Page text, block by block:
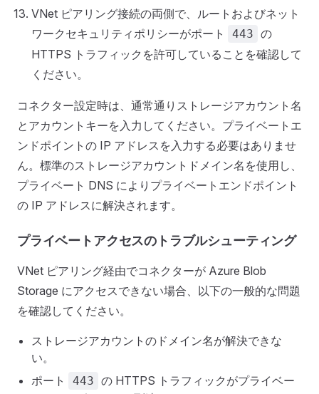
VNet ピアリング接続の両側で、ルートおよびネット
ワークセキュリティポリシーがポート
443 の
HTTPS トラフィックを許可していることを確認して
ください。
コネクター設定時は、通常通りストレージアカウント名
とアカウントキーを入力してください。プライベートエ
ンドポイントの IP アドレスを入力する必要はありませ
ん。標準のストレージアカウントドメイン名を使用し、
プライベート DNS によりプライベートエンドポイント
の IP アドレスに解決されます。
プライベートアクセスのトラブルシューティング
VNet ピアリング経由でコネクターが Azure Blob
Storage にアクセスできない場合、以下の一般的な問題
を確認してください。
ストレージアカウントのドメイン名が解決できな
い。
ポート
443 の HTTPS トラフィックがプライベー